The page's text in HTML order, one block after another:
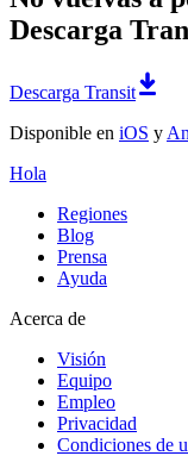
Descarga
Descarga Transit
Disponible en iOS y
Hola
Regiones
Blog
Prensa
Ayuda
Acerca de
Visión
Equipo
Empleo
Privacidad
Condiciones de